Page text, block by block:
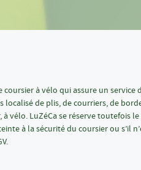
coursier à vélo qui assure un
localisé de plis, de courriers, de
à vélo. LuZéCa se réserve toutefois
à la sécurité du coursier ou s’il